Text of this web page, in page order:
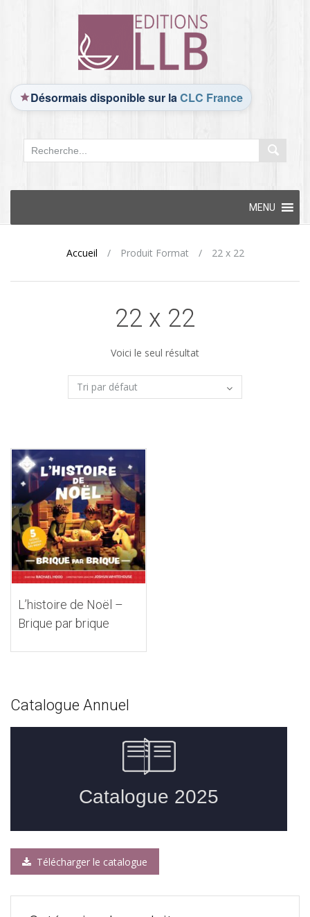
Désormais disponible sur laCLC France
content
MENU
Accueil / Produit Format / 22 x 22
22 x 22
Voici le seul résultat
L’histoire de Noël –
Brique par brique
Catalogue Annuel
Télécharger le catalogue